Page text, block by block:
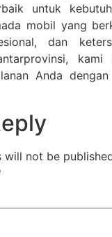
untuk
mobil yang
dan
kami
Anda
will not be